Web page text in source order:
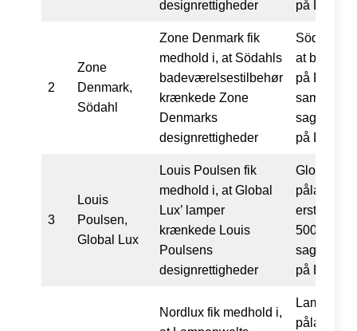
designrettigheder
på DKK
2
Zone
Denmark,
Södahl
Zone Denmark fik
medhold i, at Södahls
badeværelsestilbehør
krænkede Zone
Denmarks
designrettigheder
Södahl
at betale
på DKK
samt
på DKK
3
Louis
Poulsen,
Global Lux
Louis Poulsen fik
medhold i, at Global
Lux’ lamper
krænkede Louis
Poulsens
designrettigheder
Global
pålagt at
erstatning
500.000
på DKK
Nordlux fik medhold i,
pålagt at